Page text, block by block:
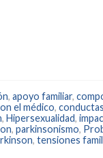
, apoyo familiar,
el médico,
, Hipersexualidad,
, parkinsonismo,
, tensiones